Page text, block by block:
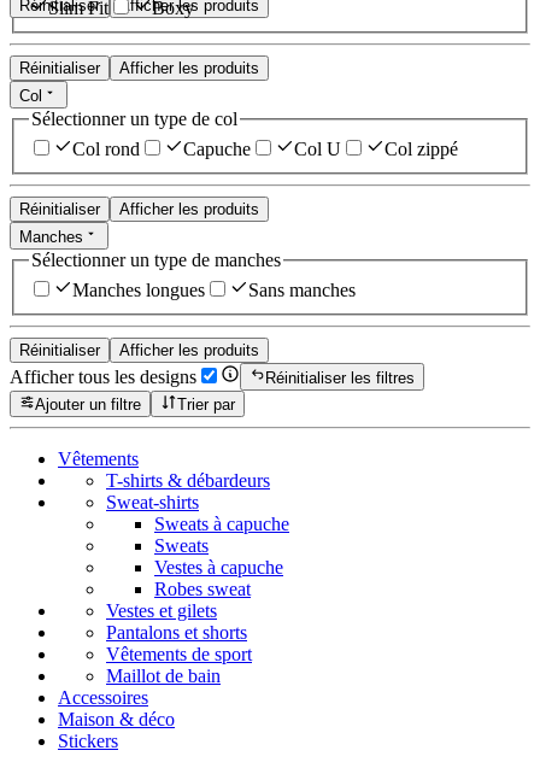
Réinitialiser Afficher les produits
Slim Fit Boxy
Réinitialiser
Afficher les produits
Col
Sélectionner un type de col
Col rond
Capuche Col U Col zippé
Réinitialiser
Afficher les produits
Manches
Sélectionner un type de manches
Manches longues
Sans manches
Réinitialiser Afficher les produits
Afficher tous les designs
Réinitialiser les filtres
Ajouter un filtre
Trier par
Vêtements
T-shirts & débardeurs
Sweat-shirts
Sweats à capuche
Sweats
Vestes à capuche
Robes sweat
Vestes et gilets
Pantalons et shorts
Vêtements de sport
Maillot de bain
Accessoires
Maison & déco
Stickers